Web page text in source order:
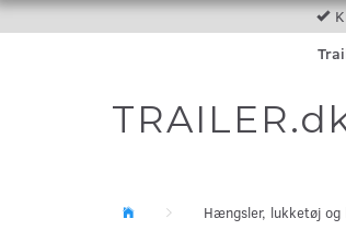
Hængsler, lukketøj og